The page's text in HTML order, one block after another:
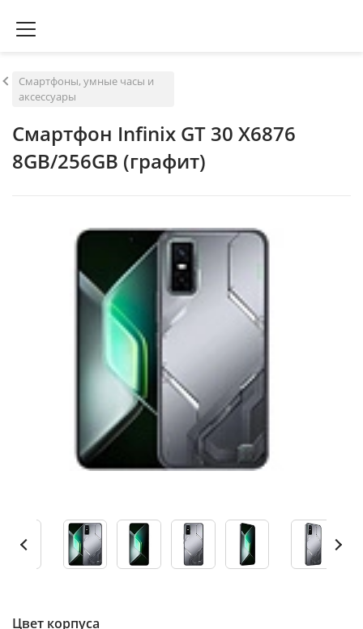
Смартфоны, умные часы и
аксессуары
Смартфон Infinix GT 30 X6876
8GB/256GB (графит)
Цвет корпуса